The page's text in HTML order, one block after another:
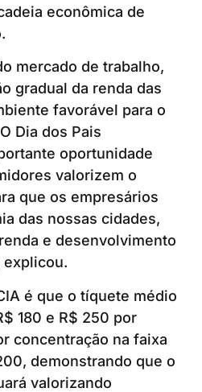
econômica de
mercado de trabalho,
gradual da renda das
favorável para o
Dia dos Pais
oportunidade
valorizem o
que os empresários
das nossas cidades,
e desenvolvimento
explicou.
é que o tíquete médio
180 e R$ 250 por
concentração na faixa
demonstrando que o
valorizando